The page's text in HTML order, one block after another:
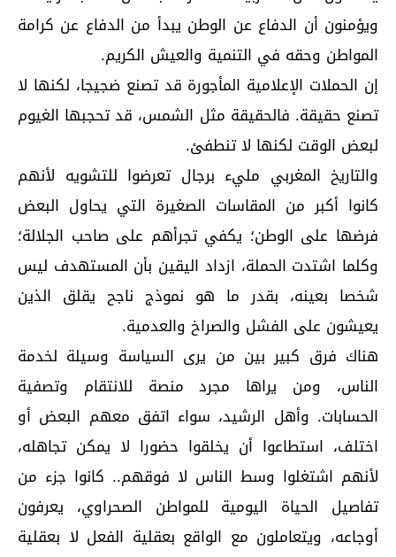
ويؤمنون أن الدفاع عن الوطن يبدأ من الدفاع عن كرامة
المواطن وحقه في التنمية والعيش الكريم.
إن الحملات الإعلامية المأجورة قد تصنع ضجيجا، لكنها لا
تصنع حقيقة. فالحقيقة مثل الشمس، قد تحجبها الغيوم
لبعض الوقت لكنها لا تنطفئ.
والتاريخ المغربي مليء برجال تعرضوا للتشويه لأنهم
كانوا أكبر من المقاسات الصغيرة التي يحاول البعض
فرضها على الوطن؛ يكفي تجرأهم على صاحب الجلالة؛
وكلما اشتدت الحملة، ازداد اليقين بأن المستهدف ليس
شخصا بعينه، بقدر ما هو نموذج ناجح يقلق الذين
يعيشون على الفشل والصراخ والعدمية.
هناك فرق كبير بين من يرى السياسة وسيلة لخدمة
الناس، ومن يراها مجرد منصة للانتقام وتصفية
الحسابات. وأهل الرشيد، سواء اتفق معهم البعض أو
اختلف، استطاعوا أن يخلقوا حضورا لا يمكن تجاهله،
لأنهم اشتغلوا وسط الناس لا فوقهم.. كانوا جزء من
تفاصيل الحياة اليومية للمواطن الصحراوي، يعرفون
أوجاعه، ويتعاملون مع الواقع بعقلية الفعل لا بعقلية